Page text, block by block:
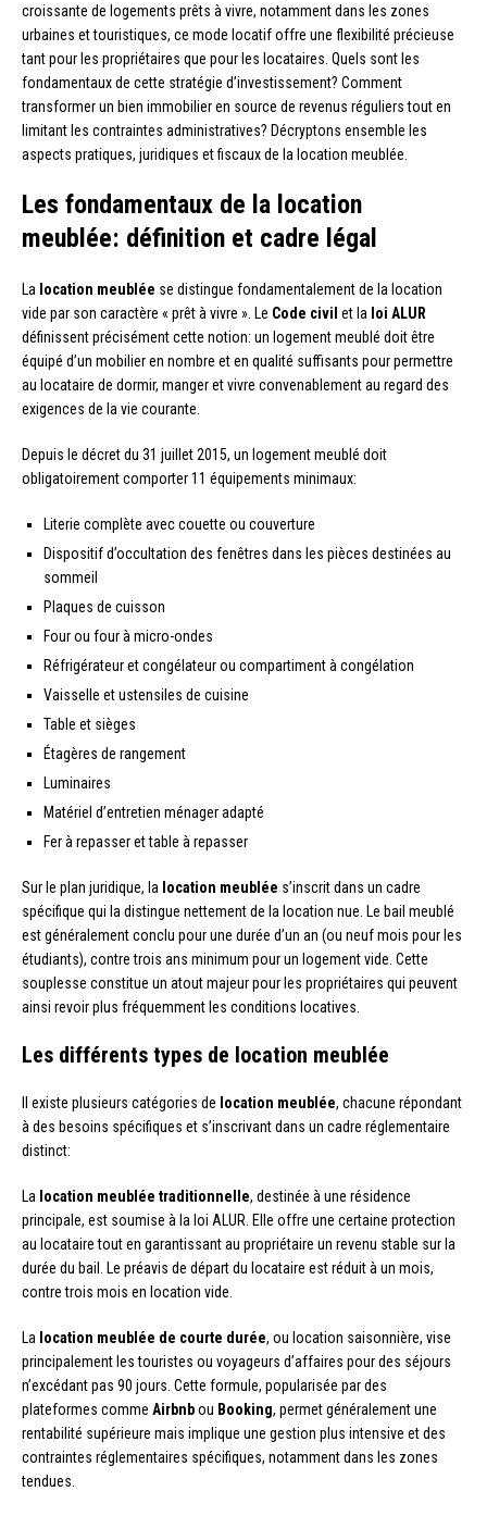
croissante de logements prêts à vivre, notamment dans les zones
urbaines et touristiques, ce mode locatif offre une flexibilité précieuse
tant pour les propriétaires que pour les locataires. Quels sont les
fondamentaux de cette stratégie d’investissement? Comment
transformer un bien immobilier en source de revenus réguliers tout en
limitant les contraintes administratives? Décryptons ensemble les
aspects pratiques, juridiques et fiscaux de la location meublée.
Les fondamentaux de la location
meublée: définition et cadre légal
La location meublée se distingue fondamentalement de la location
vide par son caractère « prêt à vivre ». Le Code civil et la loi ALUR
définissent précisément cette notion: un logement meublé doit être
équipé d’un mobilier en nombre et en qualité suffisants pour permettre
au locataire de dormir, manger et vivre convenablement au regard des
exigences de la vie courante.
Depuis le décret du 31 juillet 2015, un logement meublé doit
obligatoirement comporter 11 équipements minimaux:
Literie complète avec couette ou couverture
Dispositif d’occultation des fenêtres dans les pièces destinées au
sommeil
Plaques de cuisson
Four ou four à micro-ondes
Réfrigérateur et congélateur ou compartiment à congélation
Vaisselle et ustensiles de cuisine
Table et sièges
Étagères de rangement
Luminaires
Matériel d’entretien ménager adapté
Fer à repasser et table à repasser
Sur le plan juridique, la location meublée s’inscrit dans un cadre
spécifique qui la distingue nettement de la location nue. Le bail meublé
est généralement conclu pour une durée d’un an (ou neuf mois pour les
étudiants), contre trois ans minimum pour un logement vide. Cette
souplesse constitue un atout majeur pour les propriétaires qui peuvent
ainsi revoir plus fréquemment les conditions locatives.
Les différents types de location meublée
Il existe plusieurs catégories de location meublée, chacune répondant
à des besoins spécifiques et s’inscrivant dans un cadre réglementaire
distinct:
La location meublée traditionnelle, destinée à une résidence
principale, est soumise à la loi ALUR. Elle offre une certaine protection
au locataire tout en garantissant au propriétaire un revenu stable sur la
durée du bail. Le préavis de départ du locataire est réduit à un mois,
contre trois mois en location vide.
La location meublée de courte durée, ou location saisonnière, vise
principalement les touristes ou voyageurs d’affaires pour des séjours
n’excédant pas 90 jours. Cette formule, popularisée par des
plateformes comme Airbnbou Booking, permet généralement une
rentabilité supérieure mais implique une gestion plus intensive et des
contraintes réglementaires spécifiques, notamment dans les zones
tendues.